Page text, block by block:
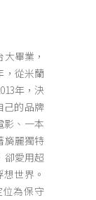
畢業，
，從米蘭
年，決
己的品牌
影、一本
旖麗獨特
卻愛用超
世界。
為保守